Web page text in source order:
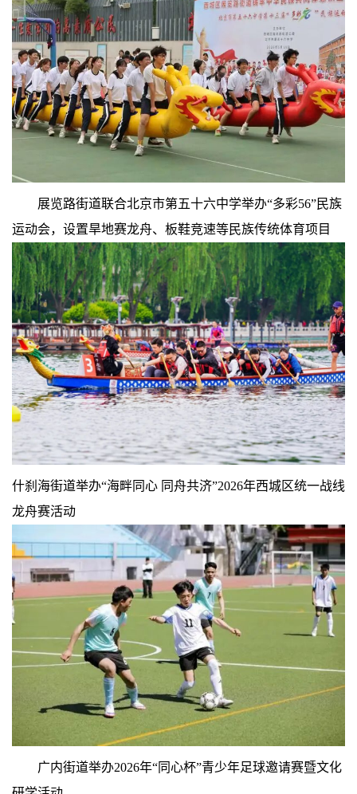
展览路街道联合北京市第五十六中学举办“多彩56”民族
运动会，设置旱地赛龙舟、板鞋竞速等民族传统体育项目
什刹海街道举办“海畔同心 同舟共济”2026年西城区统一战线
龙舟赛活动
广内街道举办2026年“同心杯”青少年足球邀请赛暨文化